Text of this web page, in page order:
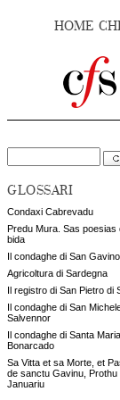
HOME
GLOSSARI
Condaxi Cabrevadu
Predu Mura. Sas poesias
bida
Il condaghe di San Gavino
Agricoltura di Sardegna
Il registro di San Pietro di
Il condaghe di San
Salvennor
Il condaghe di Santa
Bonarcado
Sa Vitta et sa Morte, et
de sanctu Gavinu, Prothu
Januariu